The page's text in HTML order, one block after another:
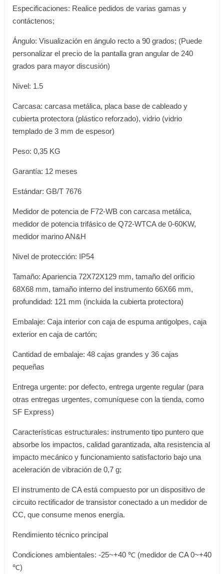
Especificaciones: Realice pedidos de varias gamas y
contáctenos;
Ángulo: Visualización en ángulo recto a 90 grados; (Puede
personalizar el precio de la pantalla gran angular de 240
grados para mayor discusión)
Nivel: 1.5
Carcasa: carcasa metálica, placa base de cableado y
cubierta protectora (plástico reforzado), vidrio (vidrio
templado de 3 mm de espesor)
Peso: 0,35 KG
Garantía: 12 meses
Estándar: GB/T 7676
Medidor de potencia de F72-WB con carcasa metálica,
medidor de potencia trifásico de Q72-WTCA de 0-60KW,
medidor marino AN&H
Nivel de protección: IP54
Tamaño: Apariencia 72X72X129 mm, tamaño del orificio
68X68 mm, tamaño interno del instrumento 66X66 mm,
profundidad: 121 mm (incluida la cubierta protectora)
Embalaje: Caja interior con caja de espuma antigolpes, caja
exterior en caja de cartón;
Cantidad de embalaje: 48 cajas grandes y 36 cajas
pequeñas
Entrega urgente: por defecto, entrega urgente regular (para
otras entregas urgentes, comuníquese con la tienda, como
SF Express)
Características estructurales: instrumento tipo puntero que
absorbe los impactos, calidad garantizada, alta resistencia al
impacto mecánico y funcionamiento satisfactorio bajo una
aceleración de vibración de 0,7 g;
El instrumento de CA está compuesto por un dispositivo de
circuito rectificador de transistor conectado a un medidor de
CC, que consume menos energía.
Rendimiento técnico principal
Condiciones ambientales: -25~+40 ℃ (medidor de CA 0~+40
℃)